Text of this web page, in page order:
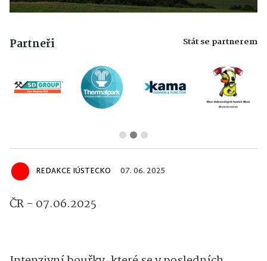
Partneři Stát se partnerem
REDAKCE IÚSTECKO 07. 06. 2025
ČR - 07.06.2025